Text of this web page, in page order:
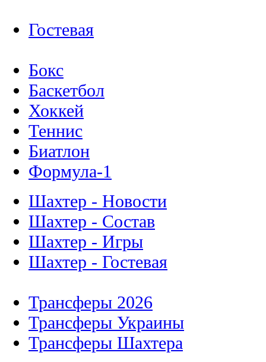
Гостевая
Бокс
Баскетбол
Хоккей
Теннис
Биатлон
Формула-1
Шахтер - Новости
Шахтер - Состав
Шахтер - Игры
Шахтер - Гостевая
Трансферы 2026
Трансферы Украины
Трансферы Шахтера